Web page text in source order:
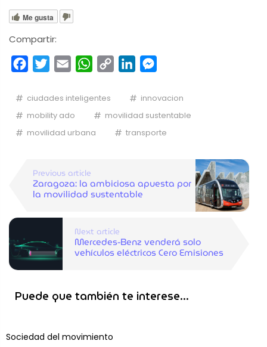
Me gusta
Compartir:
FacebookTwitterEmail WhatsApp
Copy
LinkedIn
ciudades inteligentes
innovacion
mobility ado
movilidad sustentable
movilidad urbana
transporte
Previous article
Zaragoza: la ambiciosa apuesta por
la movilidad sustentable
Next article
Mercedes-Benz venderá solo
vehículos eléctricos Cero Emisiones
Puede que también te interese...
Sociedad del movimiento